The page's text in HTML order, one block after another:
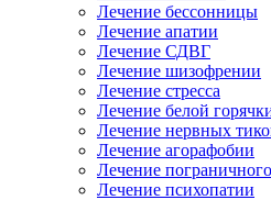
Лечение бессонницы
Лечение апатии
Лечение СДВГ
Лечение шизофрении
Лечение стресса
Лечение белой
Лечение нервных
Лечение агорафобии
Лечение
Лечение психопатии